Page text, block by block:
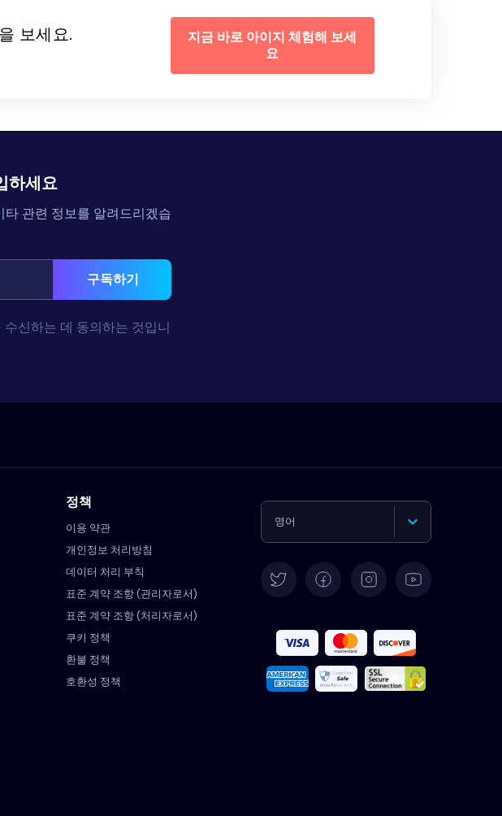
보세요.
지금 바로 아이지 체험해 보세
요
하세요
타 관련 정보를 알려드리겠습
구독하기
신하는 데 동의하는 것입니
정책
이용 약관
개인정보 처리방침
데이터 처리 부칙
표준 계약 조항 (관리자로서)
표준 계약 조항 (처리자로서)
쿠키 정책
환불 정책
호환성 정책
영어
프랑스어